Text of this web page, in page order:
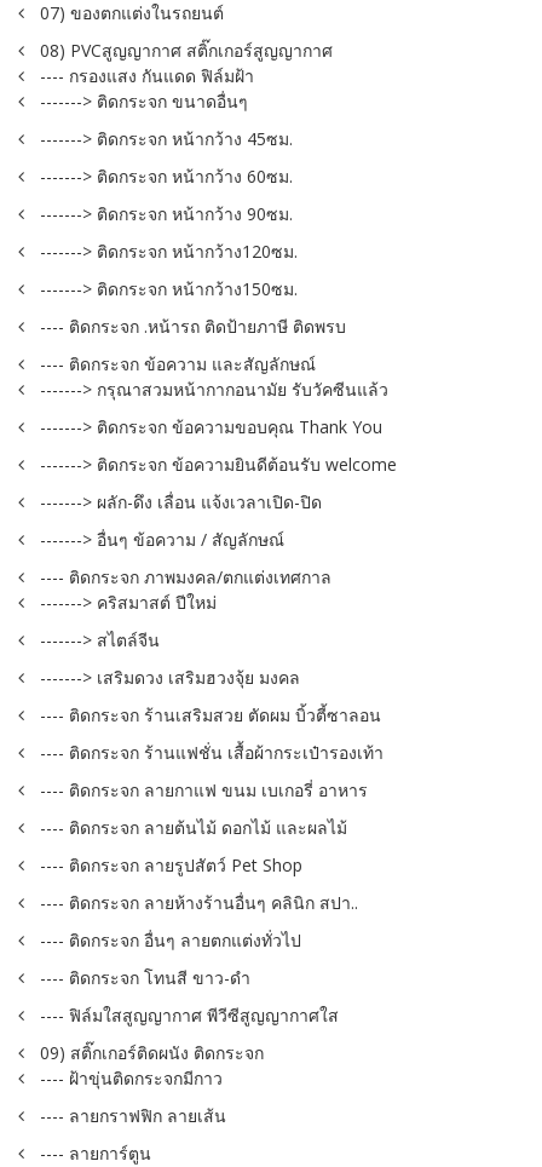
07) ของตกแต่งในรถยนต์
08) PVCสูญญากาศ สติ๊กเกอร์สูญญากาศ
---- กรองแสง กันแดด ฟิล์มฝ้า
-------> ติดกระจก ขนาดอื่นๆ
-------> ติดกระจก หน้ากว้าง 45ซม.
-------> ติดกระจก หน้ากว้าง 60ซม.
-------> ติดกระจก หน้ากว้าง 90ซม.
-------> ติดกระจก หน้ากว้าง120ซม.
-------> ติดกระจก หน้ากว้าง150ซม.
---- ติดกระจก .หน้ารถ ติดป้ายภาษี ติดพรบ
---- ติดกระจก ข้อความ และสัญลักษณ์
-------> กรุณาสวมหน้ากากอนามัย รับวัคซีนแล้ว
-------> ติดกระจก ข้อความขอบคุณ Thank You
-------> ติดกระจก ข้อความยินดีต้อนรับ welcome
-------> ผลัก-ดึง เลื่อน แจ้งเวลาเปิด-ปิด
-------> อื่นๆ ข้อความ / สัญลักษณ์
---- ติดกระจก ภาพมงคล/ตกแต่งเทศกาล
-------> คริสมาสต์ ปีใหม่
-------> สไตล์จีน
-------> เสริมดวง เสริมฮวงจุ้ย มงคล
---- ติดกระจก ร้านเสริมสวย ตัดผม บิ้วตี้ซาลอน
---- ติดกระจก ร้านแฟชั่น เสื้อผ้ากระเป๋ารองเท้า
---- ติดกระจก ลายกาแฟ ขนม เบเกอรี่ อาหาร
---- ติดกระจก ลายต้นไม้ ดอกไม้ และผลไม้
---- ติดกระจก ลายรูปสัตว์ Pet Shop
---- ติดกระจก ลายห้างร้านอื่นๆ คลินิก สปา..
---- ติดกระจก อื่นๆ ลายตกแต่งทั่วไป
---- ติดกระจก โทนสี ขาว-ดำ
---- ฟิล์มใสสูญญากาศ พีวีซีสูญญากาศใส
09) สติ๊กเกอร์ติดผนัง ติดกระจก
---- ฝ้าขุ่นติดกระจกมีกาว
---- ลายกราฟฟิก ลายเส้น
---- ลายการ์ตูน